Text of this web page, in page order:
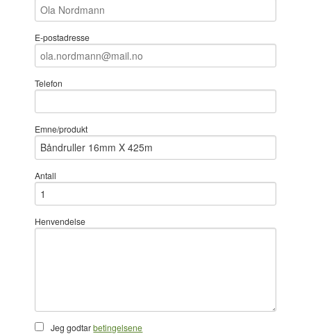
E-postadresse
Telefon
Emne/produkt
Antall
Henvendelse
Jeg godtarbetingelsene